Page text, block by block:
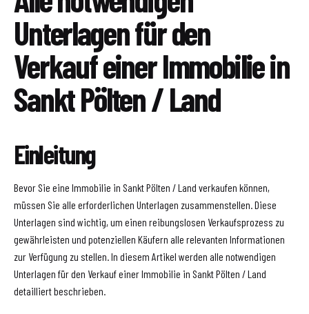
Unterlagen für den
Verkauf einer Immobilie in
Sankt Pölten / Land
Einleitung
Bevor Sie eine Immobilie in Sankt Pölten / Land verkaufen können,
müssen Sie alle erforderlichen Unterlagen zusammenstellen. Diese
Unterlagen sind wichtig, um einen reibungslosen Verkaufsprozess zu
gewährleisten und potenziellen Käufern alle relevanten Informationen
zur Verfügung zu stellen. In diesem Artikel werden alle notwendigen
Unterlagen für den Verkauf einer Immobilie in Sankt Pölten / Land
detailliert beschrieben.